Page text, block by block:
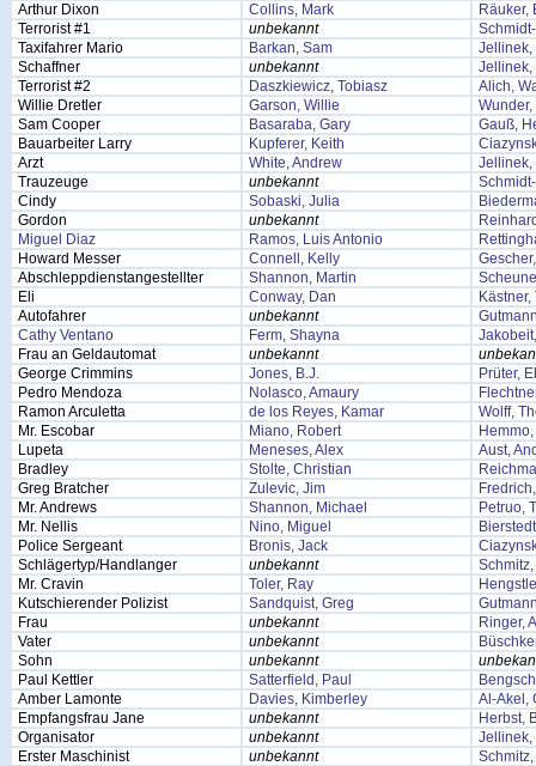
Arthur Dixon
Collins, Mark
Räuker,
Terrorist #1
unbekannt
Taxifahrer Mario
Barkan, Sam
Jellinek,
Schaffner
unbekannt
Jellinek,
Terrorist #2
Daszkiewicz, Tobiasz
Alich,
Willie Dretler
Garson, Willie
Sam Cooper
Basaraba, Gary
Gauß,
Bauarbeiter Larry
Kupferer, Keith
Arzt
White, Andrew
Jellinek,
Trauzeuge
unbekannt
Cindy
Sobaski, Julia
Gordon
unbekannt
Miguel Diaz
Ramos, Luis Antonio
Howard Messer
Connell, Kelly
Abschleppdienstangestellter
Shannon, Martin
Eli
Conway, Dan
Autofahrer
unbekannt
Cathy Ventano
Ferm, Shayna
Frau an Geldautomat
unbekannt
George Crimmins
Jones, B.J.
Prüter,
Pedro Mendoza
Nolasco, Amaury
Ramon Arculetta
de los Reyes, Kamar
Wolff,
Mr. Escobar
Miano, Robert
Lupeta
Meneses, Alex
Aust,
Bradley
Stolte, Christian
Greg Bratcher
Zulevic, Jim
Mr. Andrews
Shannon, Michael
Petruo,
Mr. Nellis
Nino, Miguel
Police Sergeant
Bronis, Jack
Schlägertyp/Handlanger
unbekannt
Mr. Cravin
Toler, Ray
Kutschierender Polizist
Sandquist, Greg
Frau
unbekannt
Ringer,
Vater
unbekannt
Sohn
unbekannt
Paul Kettler
Satterfield, Paul
Amber Lamonte
Davies, Kimberley
Al-Akel,
Empfangsfrau Jane
unbekannt
Herbst,
Organisator
unbekannt
Jellinek,
Erster Maschinist
unbekannt